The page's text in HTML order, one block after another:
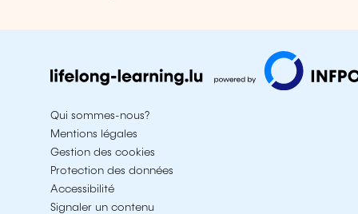
Qui sommes-nous?
Mentions légales
Gestion des cookies
Protection des données
Accessibilité
Signaler un contenu